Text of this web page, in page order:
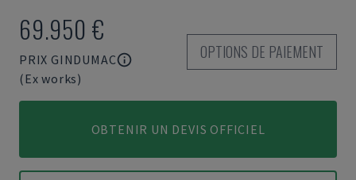
69.950 €
PRIX GINDUMAC
(Ex works)
OPTIONS DE PAIEMENT
OBTENIR UN DEVIS OFFICIEL